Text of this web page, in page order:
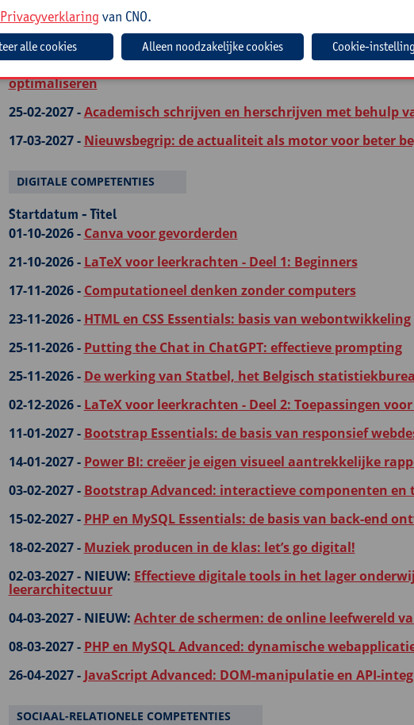
29-01-2027 -NIEUW:Leesbevordering met interactieve AI
17-02-2027 -
Nederlands in België en Nederland: taal, cultuur,
Succesvol schrijven: handvaten uit
optimaliseren
25-02-2027 -Academisch schrijven en herschrijven met behulp
17-03-2027 - Nieuwsbegrip: de actualiteit als motor voor beter
DIGITALE COMPETENTIES
Startdatum - Titel
01-10-2026 - Canva voor gevorderden
21-10-2026 - LaTeX voor leerkrachten - Deel 1: Beginners
17-11-2026 - Computationeel denken zonder computers
23-11-2026 - HTML en CSS Essentials: basis van webontwikkeling
25-11-2026 - Putting the Chat in ChatGPT: effectieve prompting
25-11-2026 - De werking van Statbel, het Belgisch
02-12-2026 - LaTeX voor leerkrachten - Deel 2: Toepassingen
11-01-2027 - Bootstrap Essentials: de basis van responsief
14-01-2027 - Power BI: creëer je eigen visueel aantrekkelijke
03-02-2027 - Bootstrap Advanced: interactieve componenten en
15-02-2027 - PHP en MySQL Essentials: de basis van back-end
18-02-2027 - Muziek producen in de klas: let’s go digital!
02-03-2027 - NIEUW: Effectieve digitale tools in het lager
leerarchitectuur
04-03-2027 - NIEUW: Achter de schermen: de online leefwereld
08-03-2027 - PHP en MySQL Advanced: dynamische
26-04-2027 - JavaScript Advanced: DOM-manipulatie en API-
SOCIAAL-RELATIONELE COMPETENTIES
Privacyverklaring van CNO.
Cookie-